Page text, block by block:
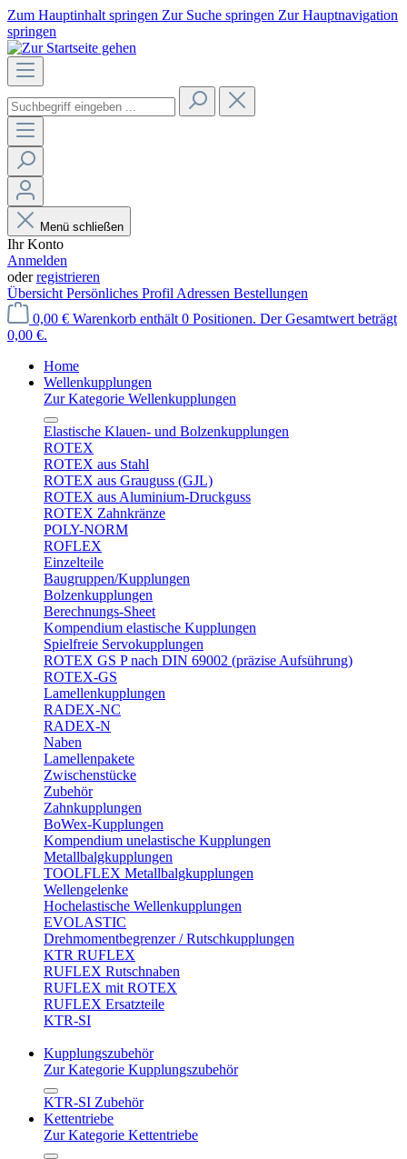
Zum Hauptinhalt springen Zur Suche springen Zur Hauptnavigation
springen
Menü schließen
Ihr Konto
Anmelden
oderregistrieren
Übersicht Persönliches Profil Adressen Bestellungen
0,00 € Warenkorb enthält 0 Positionen. Der Gesamtwert beträgt
0,00 €.
Home
Wellenkupplungen
Zur Kategorie Wellenkupplungen
Elastische Klauen- und Bolzenkupplungen
ROTEX
ROTEX aus Stahl
ROTEX aus Grauguss (GJL)
ROTEX aus Aluminium-Druckguss
ROTEX Zahnkränze
POLY-NORM
ROFLEX
Einzelteile
Baugruppen/Kupplungen
Bolzenkupplungen
Berechnungs-Sheet
Kompendium elastische Kupplungen
Spielfreie Servokupplungen
ROTEX GS P nach DIN 69002 (präzise Aufsührung)
ROTEX-GS
Lamellenkupplungen
RADEX-NC
RADEX-N
Naben
Lamellenpakete
Zwischenstücke
Zubehör
Zahnkupplungen
BoWex-Kupplungen
Kompendium unelastische Kupplungen
Metallbalgkupplungen
TOOLFLEX Metallbalgkupplungen
Wellengelenke
Hochelastische Wellenkupplungen
EVOLASTIC
Drehmomentbegrenzer / Rutschkupplungen
KTR RUFLEX
RUFLEX Rutschnaben
RUFLEX mit ROTEX
RUFLEX Ersatzteile
KTR-SI
Kupplungszubehör
Zur Kategorie Kupplungszubehör
KTR-SI Zubehör
Kettentriebe
Zur Kategorie Kettentriebe